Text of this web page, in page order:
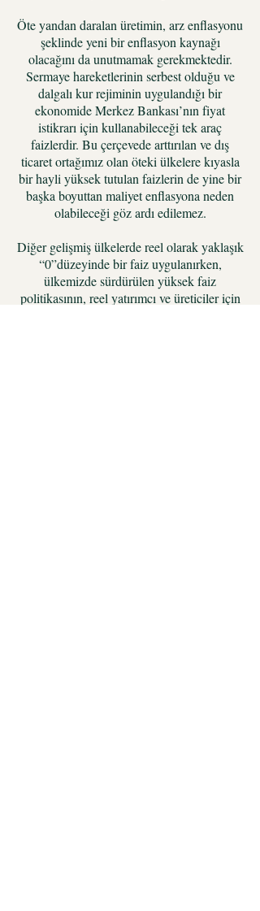
Öte yandan daralan üretimin, arz enflasyonu
şeklinde yeni bir enflasyon kaynağı
olacağını da unutmamak gerekmektedir.
Sermaye hareketlerinin serbest olduğu ve
dalgalı kur rejiminin uygulandığı bir
ekonomide Merkez Bankası’nın fiyat
istikrarı için kullanabileceği tek araç
faizlerdir. Bu çerçevede arttırılan ve dış
ticaret ortağımız olan öteki ülkelere kıyasla
bir hayli yüksek tutulan faizlerin de yine bir
başka boyuttan maliyet enflasyona neden
olabileceği göz ardı edilemez.
Diğer gelişmiş ülkelerde reel olarak yaklaşık
“0”düzeyinde bir faiz uygulanırken,
ülkemizde sürdürülen yüksek faiz
politikasının, reel yatırımcı ve üreticiler için